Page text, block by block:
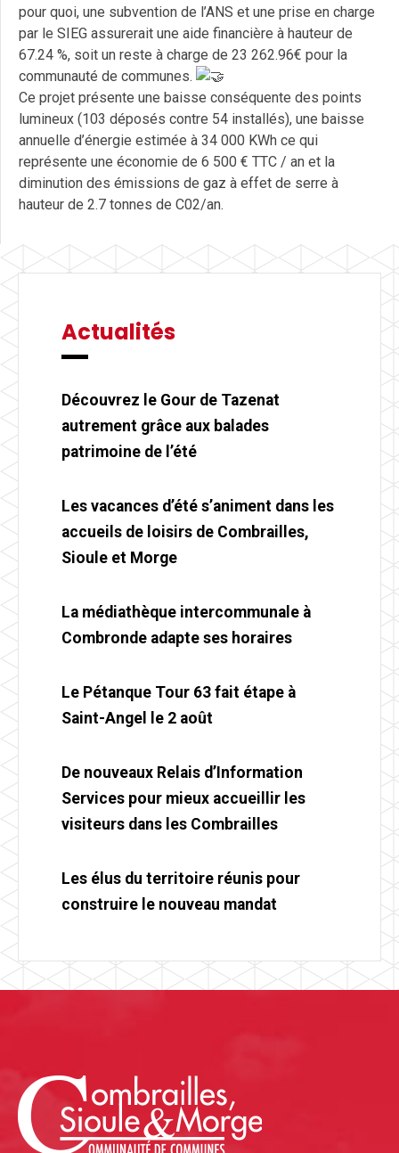
pour quoi, une subvention de l’ANS et une prise en charge
par le SIEG assurerait une aide financière à hauteur de
67.24 %, soit un reste à charge de 23 262.96€ pour la
communauté de communes.
Ce projet présente une baisse conséquente des points
lumineux (103 déposés contre 54 installés), une baisse
annuelle d’énergie estimée à 34 000 KWh ce qui
représente une économie de 6 500 € TTC / an et la
diminution des émissions de gaz à effet de serre à
hauteur de 2.7 tonnes de C02/an.
Actualités
Découvrez le Gour de Tazenat
autrement grâce aux balades
patrimoine de l’été
Les vacances d’été s’animent dans les
accueils de loisirs de Combrailles,
Sioule et Morge
La médiathèque intercommunale à
Combronde adapte ses horaires
Le Pétanque Tour 63 fait étape à
Saint-Angel le 2 août
De nouveaux Relais d’Information
Services pour mieux accueillir les
visiteurs dans les Combrailles
Les élus du territoire réunis pour
construire le nouveau mandat